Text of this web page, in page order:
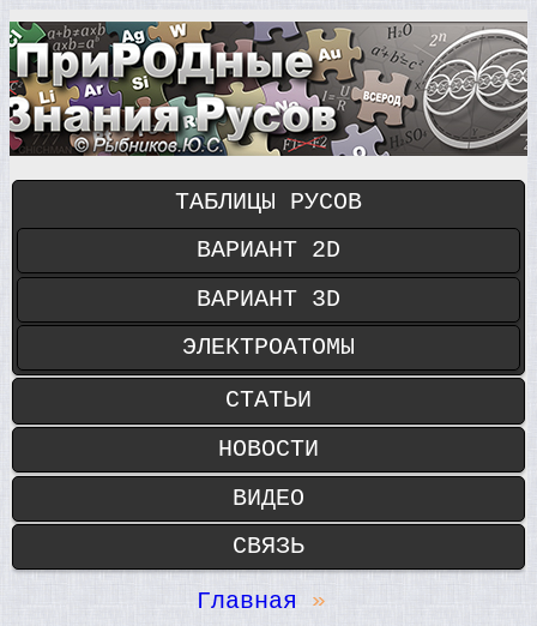
ТАБЛИЦЫ РУСОВ
ВАРИАНТ 2D
ВАРИАНТ 3D
ЭЛЕКТРОАТОМЫ
СТАТЬИ
НОВОСТИ
ВИДЕО
СВЯЗЬ
Главная